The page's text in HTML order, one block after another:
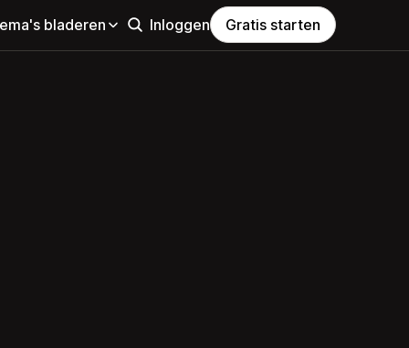
bladeren Inloggen Gratis starten